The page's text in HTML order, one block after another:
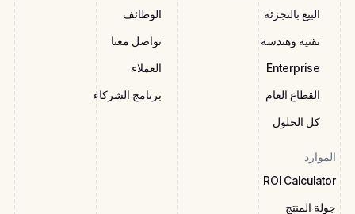
البيع بالتجزئة
تقنية وهندسة
Enterprise
القطاع العام
كل الحلول
الوظائف
تواصل معنا
العملاء
برنامج الشركاء
الموارد
ROI Calculator
جولة المنتج